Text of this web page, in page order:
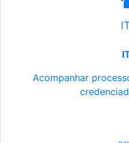
Acompanhar